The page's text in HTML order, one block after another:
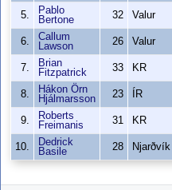
5.
Pablo
Bertone
32 Valur
6.
Callum
Lawson
26 Valur
7.
Brian
Fitzpatrick
33 KR
8.
Hákon Örn
Hjálmarsson
23 ÍR
9.
Roberts
Freimanis
31 KR
10.
Dedrick
Basile
28 Njarðvík